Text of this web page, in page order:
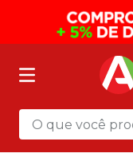
O que você
Termos mais